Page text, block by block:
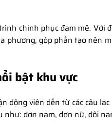
chinh phục đam mê. Với
phương, góp phần tạo nên
bật khu vực
viên đến từ các câu
đơn nam, đơn nữ, đôi